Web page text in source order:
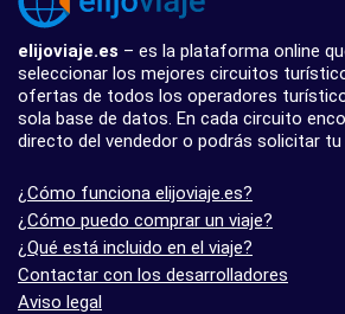
elijoviaje.es – es la plataforma online
seleccionar los mejores circuitos
ofertas de todos los operadores
sola base de datos. En cada circuito
directo del vendedor o podrás solicitar tu
¿Cómo funciona elijoviaje.es?
¿Cómo puedo comprar un viaje?
¿Qué está incluido en el viaje?
Contactar con los desarrolladores
Aviso legal